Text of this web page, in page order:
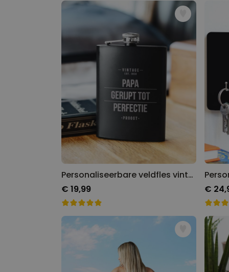
Personaliseerbare veldfles vintage
€ 19,99
€